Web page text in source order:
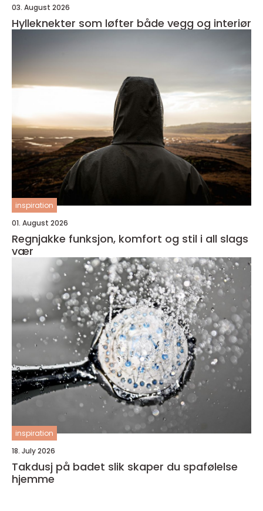
03. August 2026
Hylleknekter som løfter både vegg og interiør
inspiration
01. August 2026
Regnjakke funksjon, komfort og stil i all slags
vær
inspiration
18. July 2026
Takdusj på badet slik skaper du spafølelse
hjemme